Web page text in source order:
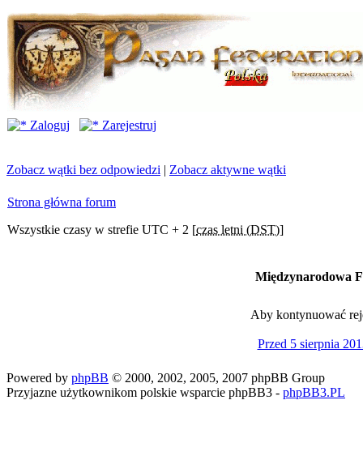
Zaloguj Zarejestruj
Zobacz wątki bez odpowiedzi | Zobacz aktywne wątki
Strona główna forum
Wszystkie czasy w strefie UTC + 2 [czas letni (DST)]
Międzynarodowa
Aby kontynuować
Przed 5 sierpnia
Powered by phpBB © 2000, 2002, 2005, 2007 phpBB Group
Przyjazne użytkownikom polskie wsparcie phpBB3 - phpBB3.PL